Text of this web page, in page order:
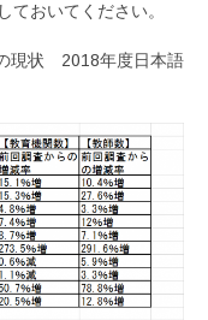
ておいてください。
現状 2018年度日本語